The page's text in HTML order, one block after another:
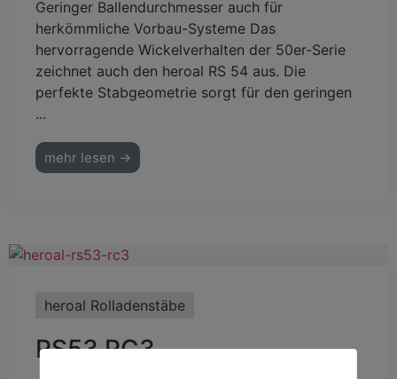
Geringer Ballendurchmesser auch für
herkömmliche Vorbau-Systeme Das
hervorragende Wickelverhalten der 50er-Serie
zeichnet auch den heroal RS 54 aus. Die
perfekte Stabgeometrie sorgt für den geringen
...
mehr lesen →
heroal Rolladenstäbe
RS53 RC3